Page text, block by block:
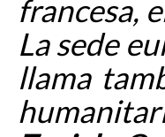
francesa,
La sede
llama